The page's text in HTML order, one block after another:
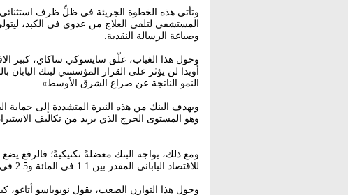
وتأتي هذه الخطوة الجريئة في ظلِّ ظرف
المستشفى لتلقي العلاج من عدوى في الكبد،
وصياغة الرسالة النقدية.
وحول هذا الغياب، علّق سايسوكي ساكاي، كبير
أويدا لن يؤثر على القرار المؤسسي لبنك اليابان
النمو الناتجة عن صراع الشرق الأوسط».
وهو المستوى الحرج الذي يزيد من تكاليف
ومع ذلك، يواجه البنك معضلةً تكتيكيةً؛ فالرفع يضع
للاقتصاد الياباني المقدر بين 1.1 في المائة و2.5 في المائة، وهو ما يستدعي الحذر.
وحول هذا التوازن الصعب، يقول نوبوياسو أتاغو،